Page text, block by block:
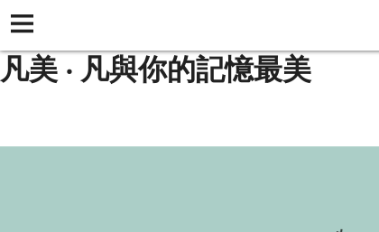
凡美 ‧ 凡與你的記憶最美